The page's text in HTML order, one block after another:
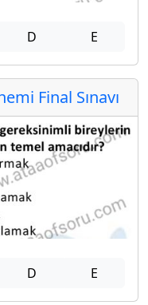
D E
Final Sınavı
D E